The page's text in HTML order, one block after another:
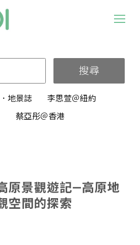
搜尋
地景誌
李思萱＠紐約
蔡亞彤＠香港
原景觀遊記—高原地
空間的探索